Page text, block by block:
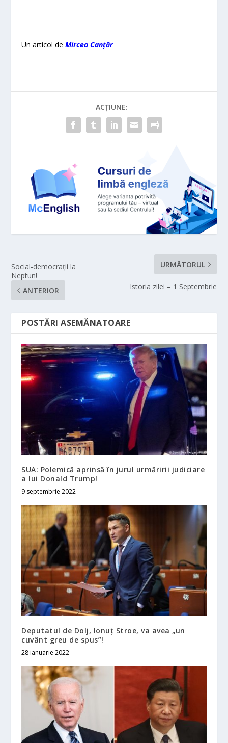
Un articol deMircea Canțăr
ACȚIUNE:
Social-democraţii la
Neptun!
ANTERIOR
URMĂTORUL
Istoria zilei – 1 Septembrie
POSTĂRI ASEMĂNATOARE
SUA: Polemică aprinsă în jurul urmăririi judiciare
a lui Donald Trump!
9 septembrie 2022
Deputatul de Dolj, Ionuţ Stroe, va avea „un
cuvânt greu de spus”!
28 ianuarie 2022